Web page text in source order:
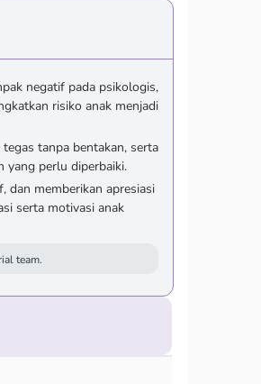
negatif pada psikologis,
risiko anak menjadi
tanpa bentakan, serta
yang perlu diperbaiki.
dan memberikan apresiasi
serta motivasi anak
team.